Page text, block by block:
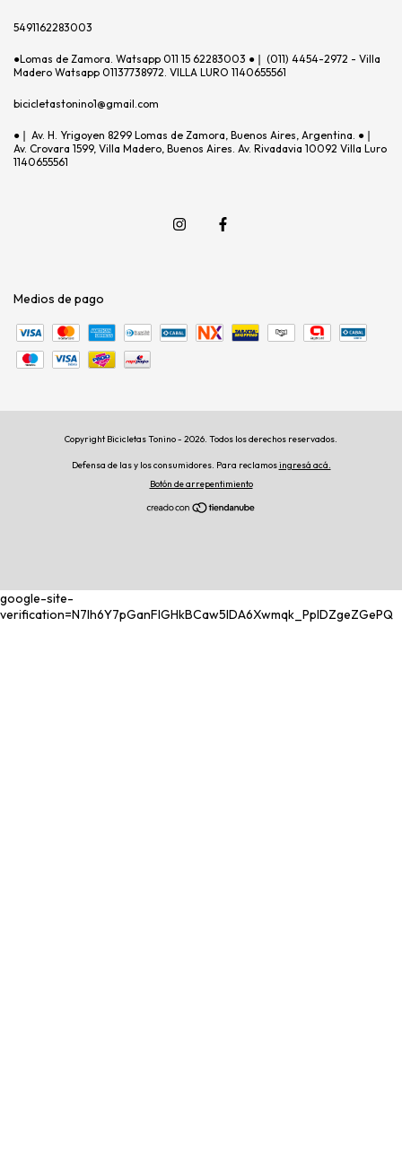
5491162283003
●Lomas de Zamora. Watsapp 011 15 62283003 ●❘ (011) 4454-2972 - Villa
Madero Watsapp 01137738972. VILLA LURO 1140655561
bicicletastonino1@gmail.com
●❘ Av. H. Yrigoyen 8299 Lomas de Zamora, Buenos Aires, Argentina. ●❘
Av. Crovara 1599, Villa Madero, Buenos Aires. Av. Rivadavia 10092 Villa Luro
1140655561
Medios de pago
Copyright Bicicletas Tonino - 2026. Todos los derechos reservados.
Defensa de las y los consumidores. Para reclamosingresá acá.
Botón de arrepentimiento
google-site-
verification=N7lh6Y7pGanFIGHkBCaw5IDA6Xwmqk_PplDZgeZGePQ